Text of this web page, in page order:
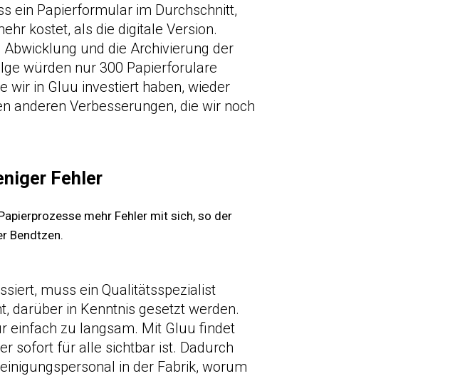
ein Papierformular im Durchschnitt,
kostet, als die digitale Version.
und die Archivierung der
würden nur 300 Papierforulare
wir in Gluu investiert haben, wieder
anderen Verbesserungen, die wir noch
Fehler
mehr Fehler mit sich, so der
Bendtzen.
muss ein Qualitätsspezialist
darüber in Kenntnis gesetzt werden.
einfach zu langsam. Mit Gluu findet
sofort für alle sichtbar ist. Dadurch
in der Fabrik, worum